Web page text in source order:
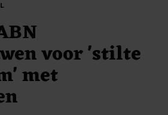
voor 'stilte
met